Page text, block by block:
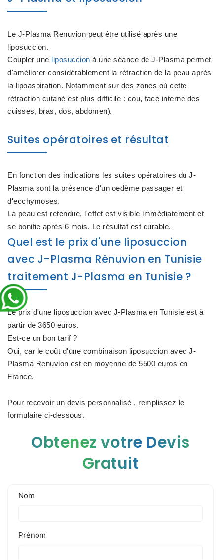
Le J-Plasma Renuvion peut être utilisé après une
liposuccion.
Coupler une liposuccion à une séance de J-Plasma permet
d'améliorer considérablement la rétraction de la peau après
la lipoaspiration. Notamment sur des zones où cette
rétraction cutané est plus difficile : cou, face interne des
cuisses, bras, dos, abdomen).
Suites opératoires et résultat
En fonction des indications les suites opératoires du J-
Plasma sont la présence d'un oedème passager et
d'ecchymoses.
La peau est retendue, l'effet est visible immédiatement et
se bonifie après 6 mois. Le résultat est durable.
Quel est le prix d'une liposuccion
avec J-Plasma Rénuvion en Tunisie
traitement J-Plasma en Tunisie ?
Le prix d'une liposuccion avec J-Plasma en Tunisie est à
partir de 3650 euros.
Est-ce un bon tarif ?
Oui, car le coût d'une combinaison liposuccion avec J-
Plasma Renuvion est en moyenne de 5500 euros en
France.
Pour recevoir un devis personnalisé , remplissez le
formulaire ci-dessous.
Obtenez votre Devis
Gratuit